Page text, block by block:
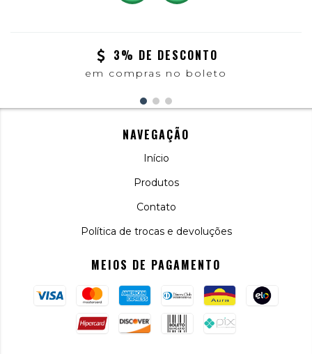
3% DE DESCONTO
em compras no boleto
NAVEGAÇÃO
Início
Produtos
Contato
Política de trocas e devoluções
MEIOS DE PAGAMENTO